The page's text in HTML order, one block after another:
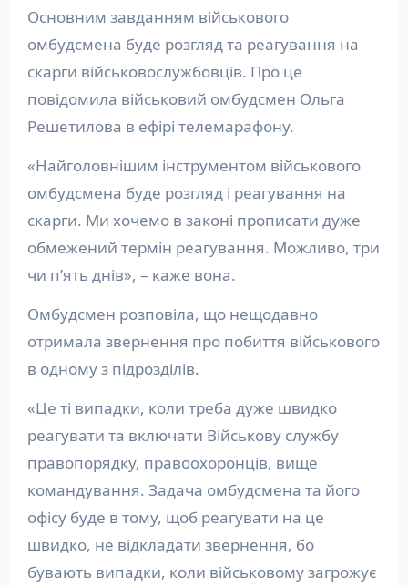
Основним завданням військового
омбудсмена буде розгляд та реагування на
скарги військовослужбовців. Про це
повідомила військовий омбудсмен Ольга
Решетилова в ефірі телемарафону.
«Найголовнішим інструментом військового
омбудсмена буде розгляд і реагування на
скарги. Ми хочемо в законі прописати дуже
обмежений термін реагування. Можливо, три
чи п’ять днів», – каже вона.
Омбудсмен розповіла, що нещодавно
отримала звернення про побиття військового
в одному з підрозділів.
«Це ті випадки, коли треба дуже швидко
реагувати та включати Військову службу
правопорядку, правоохоронців, вище
командування. Задача омбудсмена та його
офісу буде в тому, щоб реагувати на це
швидко, не відкладати звернення, бо
бувають випадки, коли військовому загрожує